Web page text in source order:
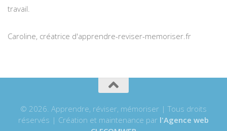
travail.
Caroline, créatrice d'apprendre-reviser-memoriser.fr
© 2026. Apprendre, réviser, mémoriser | Tous droits
réservés | Création et maintenance par l'Agence web